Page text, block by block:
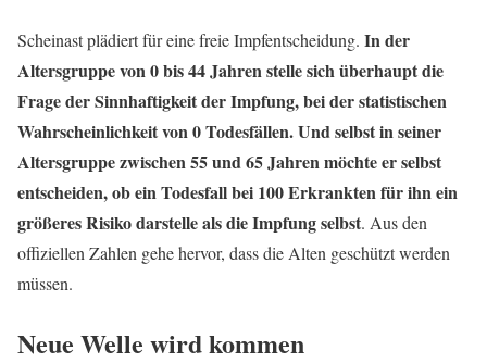
Scheinast plädiert für eine freie Impfentscheidung. In der
Altersgruppe von 0 bis 44 Jahren stelle sich überhaupt die
Frage der Sinnhaftigkeit der Impfung, bei der statistischen
Wahrscheinlichkeit von 0 Todesfällen. Und selbst in seiner
Altersgruppe zwischen 55 und 65 Jahren möchte er selbst
entscheiden, ob ein Todesfall bei 100 Erkrankten für ihn ein
größeres Risiko darstelle als die Impfung selbst. Aus den
offiziellen Zahlen gehe hervor, dass die Alten geschützt werden
müssen.
Neue Welle wird kommen